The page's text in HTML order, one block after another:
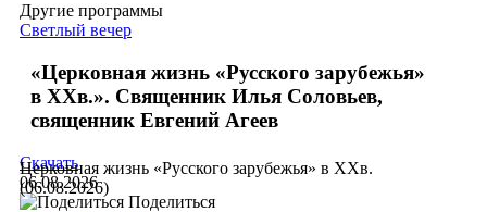
Другие программы
Светлый вечер
«Церковная жизнь «Русского зарубежья»
в ХХв.». Священник Илья Соловьев,
священник Евгений Агеев
Церковная жизнь «Русского зарубежья» в ХХв.
(06.08.2026)
Скачать
06.08.2026
Поделиться